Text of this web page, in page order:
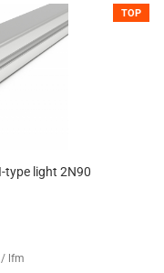
TOP
type light 2N90
/ lfm